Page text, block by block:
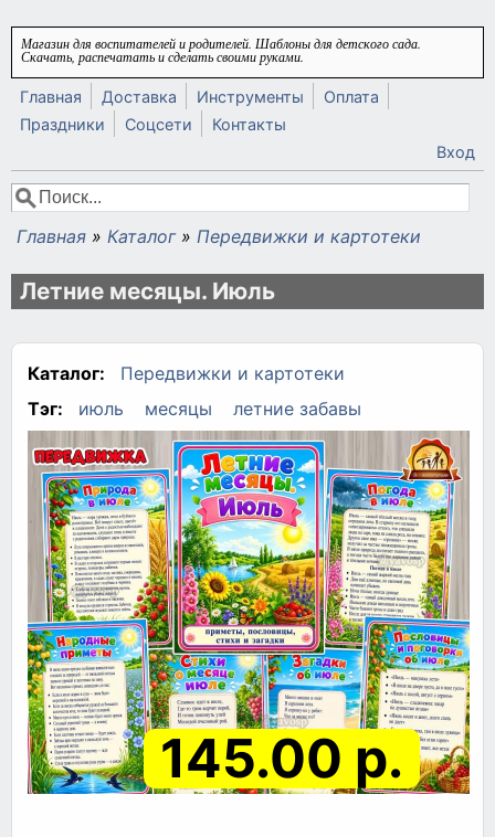
Перейти к основному содержанию
Магазин для воспитателей и родителей. Шаблоны для детского сада.
Скачать, распечатать и сделать своими руками.
Главная Доставка Инструменты
Оплата
Праздники
Соцсети
Контакты
Вход
Форма поиска
Поиск
Вы здесь
Главная » Каталог » Передвижки и картотеки
Летние месяцы. Июль
Каталог:
Передвижки и картотеки
Тэг:
июль месяцы летние забавы
145.00 р.